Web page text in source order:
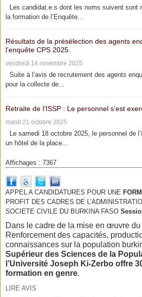
Les candidat.e.s dont les noms suivent sont
la formation de l’Enquête...
Résultats de la présélection des agents
l’enquête CPS 2025.
vendredi 14 novembre 2025
Suite à l’avis de recrutement des agents
pour la collecte de...
Retraite de l’ISSP : Le personnel s’est
mardi 21 octobre 2025
Le samedi 18 octobre 2025, le personnel de
un hôtel de la place...
Affichages : 7367
APPEL A CANDIDATURES POUR UNE
PROFIT DES CADRES DE
SOCIETE CIVILE DU BURKINA FASO
Dans le cadre de la mise en œuvre du
Renforcement des capacités,
connaissances sur la population
Supérieur des Sciences de la
l’Université Joseph Ki-Zerbo offre
formation en genre.
LIRE AVIS